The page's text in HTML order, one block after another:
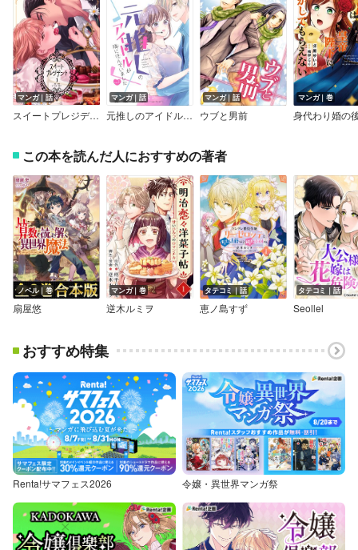
マンガ｜話
スイートプレジデント
マンガ｜話
元推しのアイドルが隣に住んでいました【マイクロ】
マンガ｜話
ウブと男前
マンガ｜巻
この本を読んだ人におすすめの著者
ノベル｜巻
扇屋悠
マンガ｜巻
逆木ルミヲ
タテコミ｜話
恵ノ島すず
タテコミ｜話
Seollel
おすすめ特集
Renta!サマフェス2026 令嬢・異世界マンガ祭